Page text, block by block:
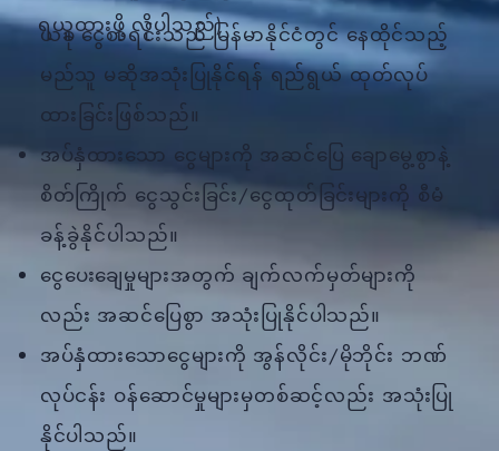
ရယူထားဖို့ လိုပါသည်)
ယခု ငွေစာရင်းသည် မြန်မာနိုင်ငံတွင် နေထိုင်သည့်
မည်သူ မဆိုအသုံးပြုနိုင်ရန် ရည်ရွယ် ထုတ်လုပ်
ထားခြင်းဖြစ်သည်။
အပ်နှံထားသော ငွေများကို အဆင်ပြေ ချောမွေ့စွာနဲ့
စိတ်ကြိုက် ငွေသွင်းခြင်း/ငွေထုတ်ခြင်းများကို စီမံ
ခန့်ခွဲနိုင်ပါသည်။
ငွေပေးချေမှုများအတွက် ချက်လက်မှတ်များကို
လည်း အဆင်ပြေစွာ အသုံးပြုနိုင်ပါသည်။
အပ်နှံထားသောငွေများကို အွန်လိုင်း/မိုဘိုင်း ဘဏ်
လုပ်ငန်း ဝန်ဆောင်မှုများမှတစ်ဆင့်လည်း အသုံးပြု
နိုင်ပါသည်။